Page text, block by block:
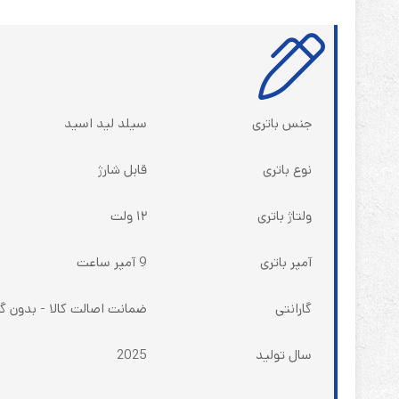
جنس باتری سیلد لید اسید
نوع باتری قابل شارژ
ولتاژ باتری ۱۲ ولت
آمپر باتری 9 آمپر ساعت
گارانتی ضمانت اصالت کالا - بدون
سال تولید 2025